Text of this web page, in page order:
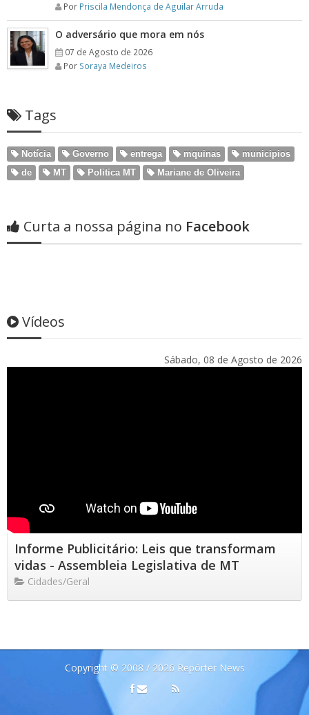
Por Priscila Mendonça de Aguilar Arruda
O adversário que mora em nós
07 de Agosto de 2026
Por Soraya Medeiros
Tags
Notícia Governo entrega mquinas
municipios
de
MT Politica MT Mariane de Oliveira
Curta a nossa página no Facebook
Vídeos
Sábado, 08 de Agosto de 2026
Informe Publicitário: Leis que transformam
vidas - Assembleia Legislativa de MT
Cidades/Geral
Copyright © 2008 / 2026 Repórter News